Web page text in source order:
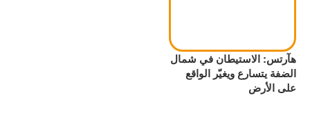
هآرتس: الاستيطان في شمال
الضفة يتسارع ويغيّر الواقع
على الأرض